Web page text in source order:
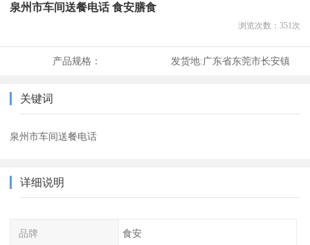
泉州市车间送餐电话 食安膳食
浏览次数： 351 次
产品规格： 发货地:广东省东莞市长安镇
关键词
泉州市车间送餐电话
详细说明
品牌 食安